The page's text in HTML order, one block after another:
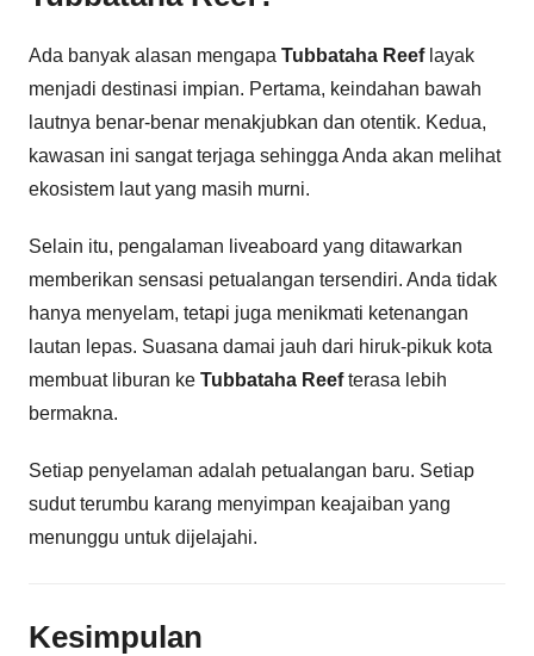
Ada banyak alasan mengapa Tubbataha Reeflayak
menjadi destinasi impian. Pertama, keindahan bawah
lautnya benar-benar menakjubkan dan otentik. Kedua,
kawasan ini sangat terjaga sehingga Anda akan melihat
ekosistem laut yang masih murni.
Selain itu, pengalaman liveaboard yang ditawarkan
memberikan sensasi petualangan tersendiri. Anda tidak
hanya menyelam, tetapi juga menikmati ketenangan
lautan lepas. Suasana damai jauh dari hiruk-pikuk kota
membuat liburan ke Tubbataha Reefterasa lebih
bermakna.
Setiap penyelaman adalah petualangan baru. Setiap
sudut terumbu karang menyimpan keajaiban yang
menunggu untuk dijelajahi.
Kesimpulan